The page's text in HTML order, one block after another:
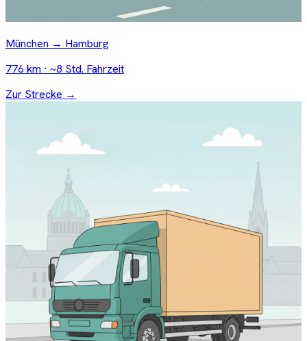
München → Hamburg
776 km · ~8 Std. Fahrzeit
Zur Strecke →